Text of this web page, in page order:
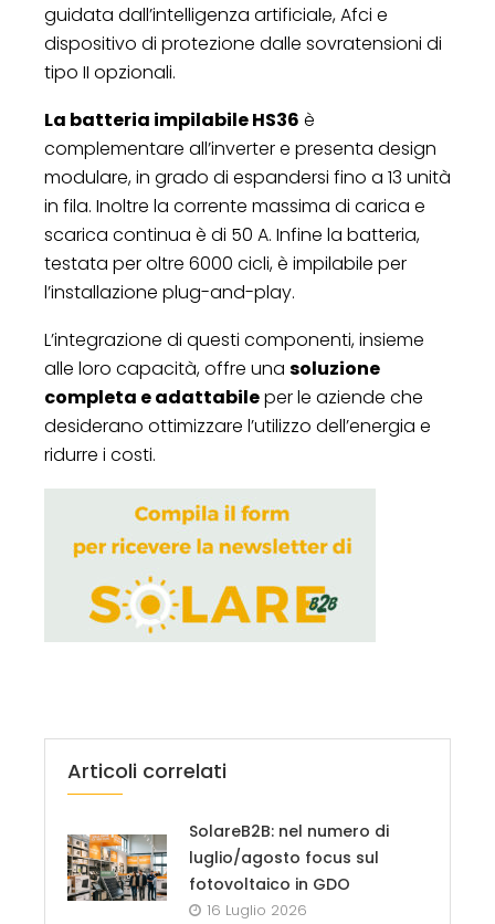
guidata dall’intelligenza artificiale, Afci e
dispositivo di protezione dalle sovratensioni di
tipo II opzionali.
La batteria impilabile HS36 è
complementare all’inverter e presenta design
modulare, in grado di espandersi fino a 13 unità
in fila. Inoltre la corrente massima di carica e
scarica continua è di 50 A. Infine la batteria,
testata per oltre 6000 cicli, è impilabile per
l’installazione plug-and-play.
L’integrazione di questi componenti, insieme
alle loro capacità, offre una soluzione
completa e adattabileper le aziende che
desiderano ottimizzare l’utilizzo dell’energia e
ridurre i costi.
Articoli correlati
SolareB2B: nel numero di
luglio/agosto focus sul
fotovoltaico in GDO
16 Luglio 2026